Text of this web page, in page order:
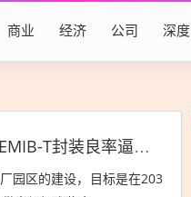
商业 经济 公司 深度
全力赶工！英特尔发放加班费加速俄亥俄晶圆厂：EMIB-T封装良率逼近90%
园区的建设，目标是在203